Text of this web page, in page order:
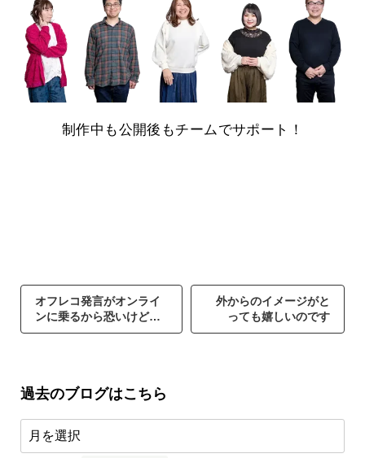
制作中も公開後もチームでサポート！
オフレコ発言がオンライ
ンに乗るから恐いけど…
外からのイメージがと
っても嬉しいのです
過去のブログはこちら